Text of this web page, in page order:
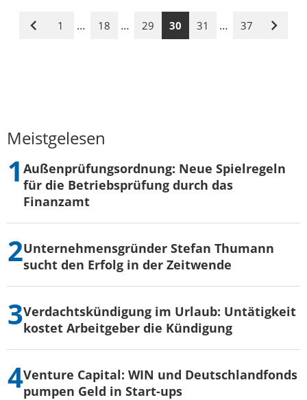
Vorige
1 … 18 … 29 30 31 … 37
Meistgelesen
Außenprüfungsordnung: Neue Spielregeln
für die Betriebsprüfung durch das
Finanzamt
Unternehmensgründer Stefan Thumann
sucht den Erfolg in der Zeitwende
Verdachtskündigung im Urlaub: Untätigkeit
kostet Arbeitgeber die Kündigung
Venture Capital: WIN und Deutschlandfonds
pumpen Geld in Start-ups